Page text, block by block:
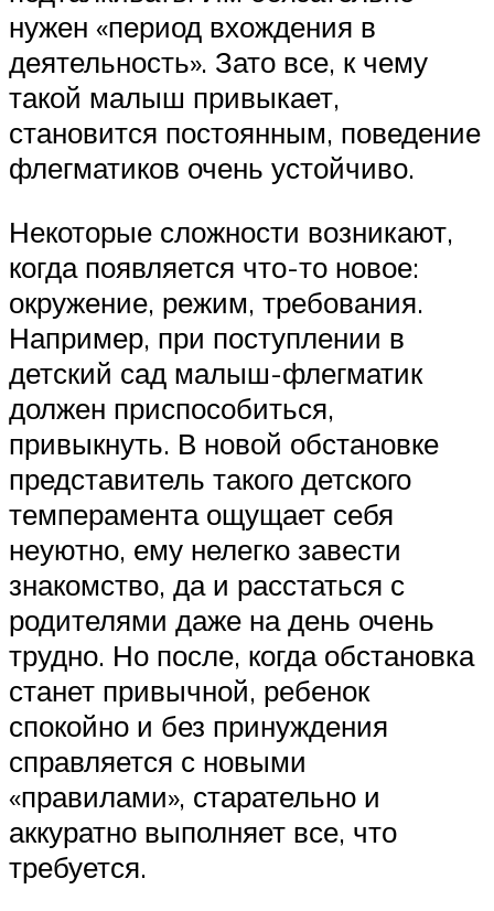
нужен «период вхождения в
деятельность». Зато все, к чему
такой малыш привыкает,
становится постоянным, поведение
флегматиков очень устойчиво.
Некоторые сложности возникают,
когда появляется что-то новое:
окружение, режим, требования.
Например, при поступлении в
детский сад малыш-флегматик
должен приспособиться,
привыкнуть. В новой обстановке
представитель такого детского
темперамента ощущает себя
неуютно, ему нелегко завести
знакомство, да и расстаться с
родителями даже на день очень
трудно. Но после, когда обстановка
станет привычной, ребенок
спокойно и без принуждения
справляется с новыми
«правилами», старательно и
аккуратно выполняет все, что
требуется.